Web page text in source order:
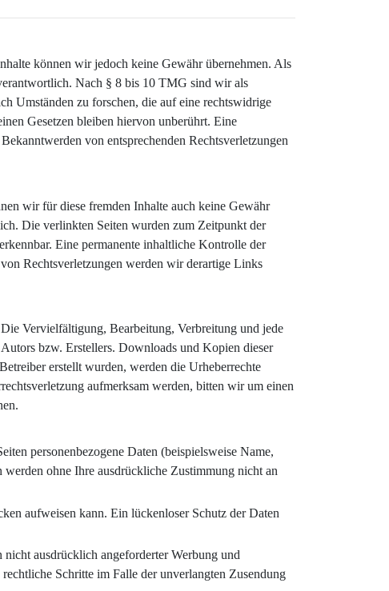
können wir jedoch keine Gewähr übernehmen. Als
Nach § 8 bis 10 TMG sind wir als
Umständen zu forschen, die auf eine rechtswidrige
Gesetzen bleiben hiervon unberührt. Eine
von entsprechenden Rechtsverletzungen
wir für diese fremden Inhalte auch keine Gewähr
Die verlinkten Seiten wurden zum Zeitpunkt der
Eine permanente inhaltliche Kontrolle der
Rechtsverletzungen werden wir derartige Links
Vervielfältigung, Bearbeitung, Verbreitung und jede
bzw. Erstellers. Downloads und Kopien dieser
erstellt wurden, werden die Urheberrechte
aufmerksam werden, bitten wir um einen
personenbezogene Daten (beispielsweise Name,
ohne Ihre ausdrückliche Zustimmung nicht an
aufweisen kann. Ein lückenloser Schutz der Daten
ausdrücklich angeforderter Werbung und
Schritte im Falle der unverlangten Zusendung